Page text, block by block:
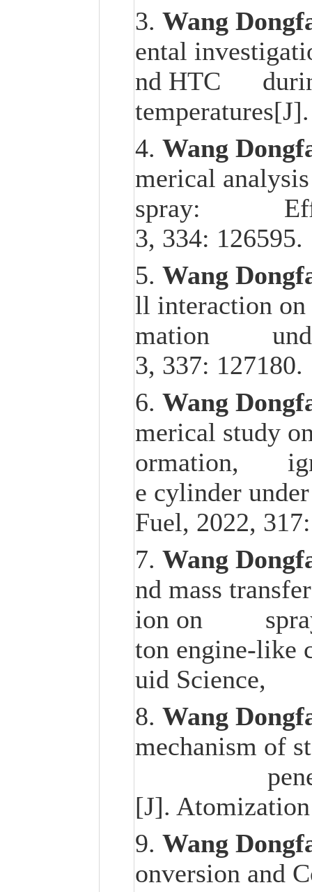
3. Wang
ental
nd HTC
4. Wang
merical
spray: Effect
3, 334: 126595.
5. Wang
ll interaction on
mation under
3, 337: 127180.
6. Wang
merical study
ormation,
e cylinder
Fuel, 2022,
7. Wang
nd mass
ion on spray
ton engine-like
uid
8. Wang
mechanism of
penetration
[J].
9. Wang
onversion and